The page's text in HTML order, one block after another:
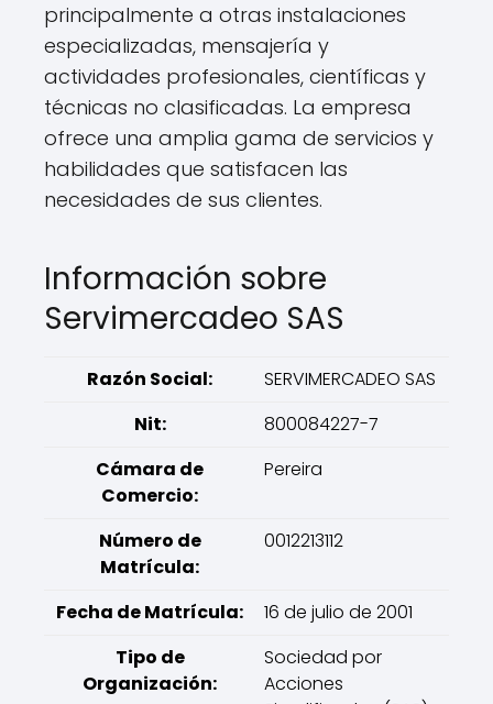
principalmente a otras instalaciones
especializadas, mensajería y
actividades profesionales, científicas y
técnicas no clasificadas. La empresa
ofrece una amplia gama de servicios y
habilidades que satisfacen las
necesidades de sus clientes.
Información sobre
Servimercadeo SAS
Razón Social:
SERVIMERCADEO SAS
Nit:
800084227-7
Cámara de
Comercio:
Pereira
Número de
Matrícula:
0012213112
Fecha de Matrícula:
16 de julio de 2001
Tipo de
Organización:
Sociedad por
Acciones